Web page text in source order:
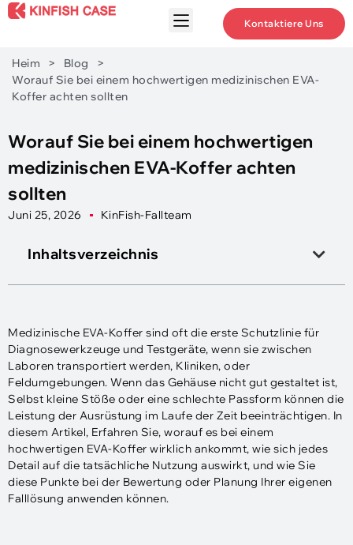
Kontaktiere Uns
Heim > Blog
>
Worauf Sie bei einem hochwertigen medizinischen EVA-
Koffer achten sollten
Worauf Sie bei einem hochwertigen
medizinischen EVA-Koffer achten
sollten
Juni 25, 2026 KinFish-Fallteam
Inhaltsverzeichnis
Medizinische EVA-Koffer sind oft die erste Schutzlinie für
Diagnosewerkzeuge und Testgeräte, wenn sie zwischen
Laboren transportiert werden, Kliniken, oder
Feldumgebungen. Wenn das Gehäuse nicht gut gestaltet ist,
Selbst kleine Stöße oder eine schlechte Passform können die
Leistung der Ausrüstung im Laufe der Zeit beeinträchtigen. In
diesem Artikel, Erfahren Sie, worauf es bei einem
hochwertigen EVA-Koffer wirklich ankommt, wie sich jedes
Detail auf die tatsächliche Nutzung auswirkt, und wie Sie
diese Punkte bei der Bewertung oder Planung Ihrer eigenen
Falllösung anwenden können.